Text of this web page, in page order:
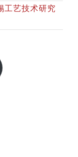
工艺技术研究